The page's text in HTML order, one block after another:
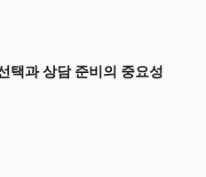
택과 상담 준비의 중요성